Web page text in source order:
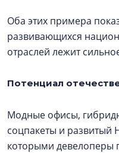
Оба этих примера
развивающихся
отраслей лежит
Потенциал
Модные офисы,
соцпакеты и развитый
которыми девелоперы